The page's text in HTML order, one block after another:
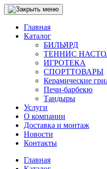
Главная
Каталог
БИЛЬЯРД
ТЕННИС
ИГРОТЕКА
СПОРТТОВАРЫ
Керамические
Печи-барбекю
Тандыры
Услуги
О компании
Доставка и монтаж
Новости
Контакты
Главная